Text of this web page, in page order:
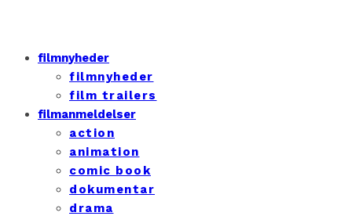
filmnyheder
filmnyheder
film trailers
filmanmeldelser
action
animation
comic book
dokumentar
drama